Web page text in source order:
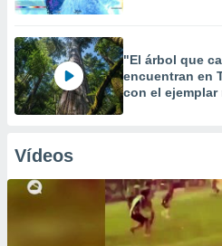
"El árbol que
encuentran en
con el ejemplar
Vídeos